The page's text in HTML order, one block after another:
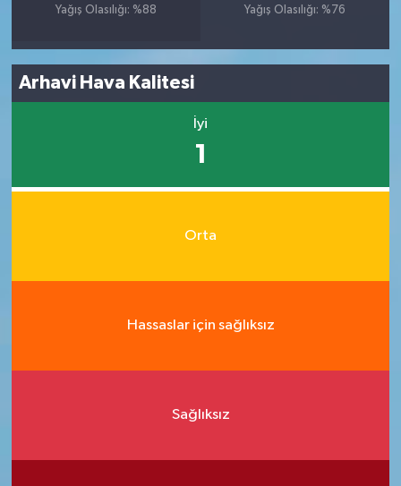
Yağış Olasılığı: %88
Yağış Olasılığı: %76
Arhavi Hava Kalitesi
İyi
1
Orta
Hassaslar için sağlıksız
Sağlıksız